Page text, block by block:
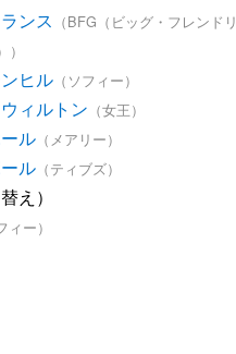
ンス （BFG（ビッグ・フレンドリ
ヒル （ソフィー）
ィルトン （女王）
ル （メアリー）
ル （ティブズ）
え）
ィー）